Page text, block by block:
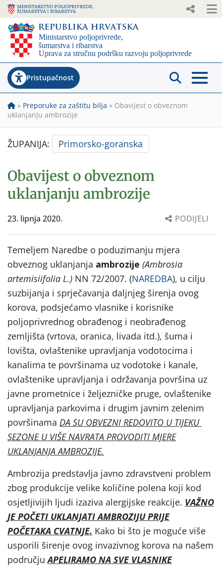
Pristupačnost
» Preporuke za zaštitu bilja » Obavijest o obveznom
uklanjanju ambrozije
ŽUPANIJA: Primorsko-goranska
Obavijest o obveznom
uklanjanju ambrozije
23. lipnja 2020. PODIJELI
Temeljem Naredbe o poduzimanju mjera
obveznog uklanjanja ambrozije (Ambrosia
artemisiifolia L.) NN 72/2007. (NAREDBA), u cilju
suzbijanja i sprječavanja daljnjeg širenja ovog
korova, podsjećamo vlasnike i korisnike
poljoprivrednog obrađenog i neobrađenog
zemljišta (vrtova, oranica, livada itd.), šuma i
lovišta, ovlaštenike upravljanja vodotocima i
kanalima te površinama uz vodotoke i kanale,
ovlaštenike upravljanja i održavanja površina uz
javne prometnice i željezničke pruge, ovlaštenike
upravljanja parkovima i drugim javnim zelenim
površinama DA SU OBVEZNI REDOVITO U TIJEKU
SEZONE U VIŠE NAVRATA PROVODITI MJERE
UKLANJANJA AMBROZIJE.
Ambrozija predstavlja javno zdravstveni problem
zbog produkcije velike količine polena koji kod
osjetljivijih ljudi izaziva alergijske reakcije. VAŽNO
JE POČETI UKLANJATI AMBROZIJU PRIJE
POČETAKA CVATNJE. Kako bi što je moguće više
usporili širenje ovog invazivnog korova na našem
području APELIRAMO NA SVE VLASNIKE